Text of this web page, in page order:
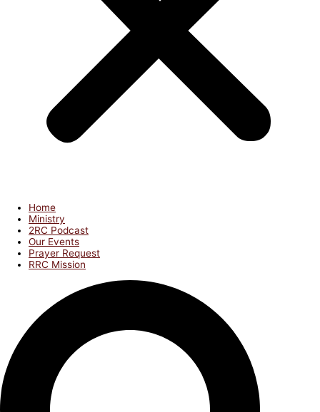
Home
Ministry
2RC Podcast
Our Events
Prayer Request
RRC Mission